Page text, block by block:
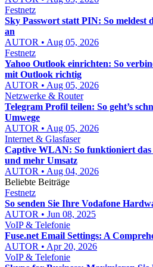
Festnetz
Sky Passwort statt PIN: So meldest
an
AUTOR • Aug 05, 2026
Festnetz
Yahoo Outlook einrichten: So
mit Outlook richtig
AUTOR • Aug 05, 2026
Netzwerke & Router
Telegram Profil teilen: So geht’s
Umwege
AUTOR • Aug 05, 2026
Internet & Glasfaser
Captive WLAN: So funktioniert
und mehr Umsatz
AUTOR • Aug 04, 2026
Beliebte Beiträge
Festnetz
So senden Sie Ihre Vodafone
AUTOR • Jun 08, 2025
VoIP & Telefonie
Fuse.net Email Settings: A
AUTOR • Apr 20, 2026
VoIP & Telefonie